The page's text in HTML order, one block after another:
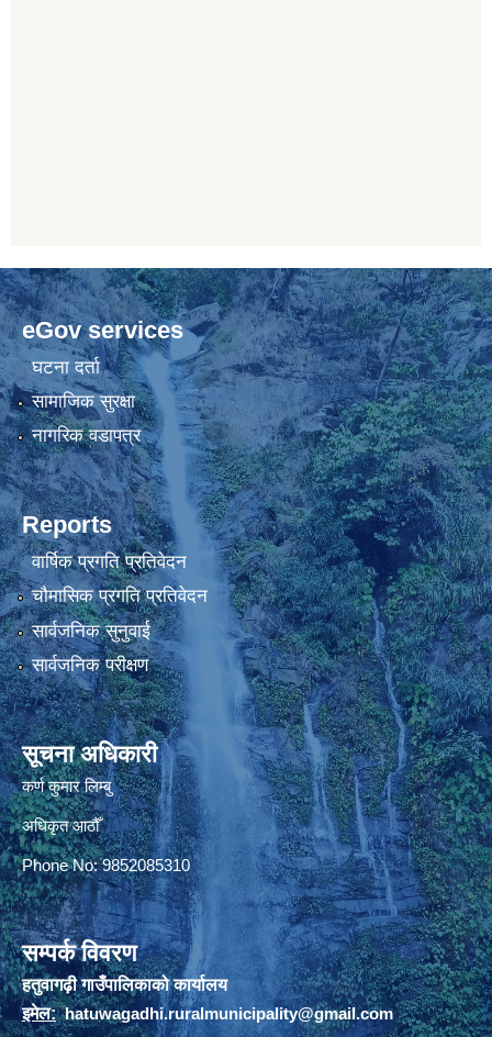
eGov services
घटना दर्ता
सामाजिक सुरक्षा
नागरिक वडापत्र
Reports
वार्षिक प्रगति प्रतिवेदन
चौमासिक प्रगति प्रतिवेदन
सार्वजनिक सुनुवाई
सार्वजनिक परीक्षण
सूचना अधिकारी
कर्ण कुमार लिम्बु
अधिकृत आठौँ
Phone No: 9852085310
सम्पर्क विवरण
हतुवागढ़ी गाउँपालिकाको कार्यालय
इमेल: hatuwagadhi.ruralmunicipality@gmail.com